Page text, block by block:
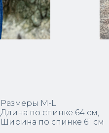
Размеры M-L
Длина по спинке 64 см,
Ширина по спинке 61 см